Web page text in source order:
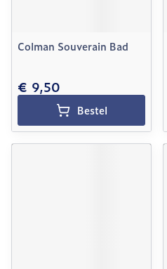
Colman Souverain Bad
€ 9,50
Bestel